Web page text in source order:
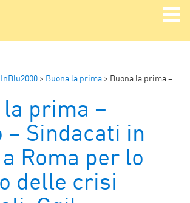
InBlu2000 > Buona la prima > Buona la prima – Lavoro – Sindacati in piazza a Roma per lo sblocco delle crisi aziendali. Cgil: vogliamo i fatti. Cisl: nessuno a casa
la prima –
– Sindacati in
Roma per lo
delle crisi